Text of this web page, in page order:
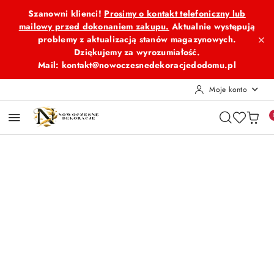
Przejdź do treści głównej
Przejdź do wyszukiwarki
Przejdź do moje konto
Przejdź do menu głównego
Przejdź do opisu produktu
Przejdź do stopki
Szanowni klienci! Prosimy o kontakt telefoniczny lub
mailowy przed dokonaniem zakupu. Aktualnie występują
problemy z aktualizacją stanów magazynowych.
Dziękujemy za wyrozumiałość.
Mail: kontakt@nowoczesnedekoracjedodomu.pl
Moje konto